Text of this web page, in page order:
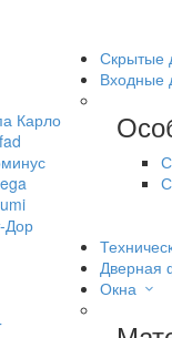
Карло
Дор
Скрытые
Входные
Дверная
Окна